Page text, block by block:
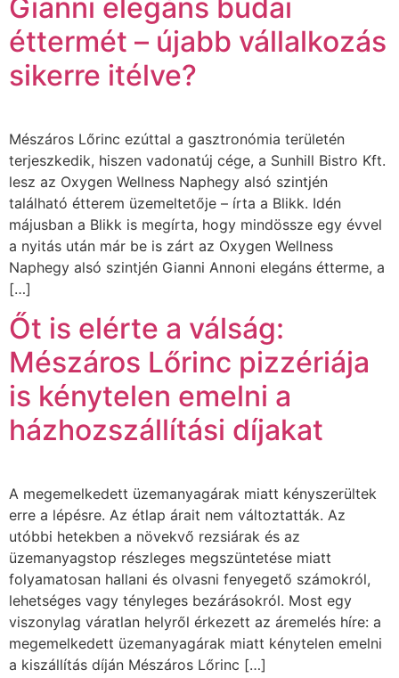
Gianni elegáns budai
éttermét – újabb vállalkozás
sikerre itélve?
Mészáros Lőrinc ezúttal a gasztronómia területén
terjeszkedik, hiszen vadonatúj cége, a Sunhill Bistro Kft.
lesz az Oxygen Wellness Naphegy alsó szintjén
található étterem üzemeltetője – írta a Blikk. Idén
májusban a Blikk is megírta, hogy mindössze egy évvel
a nyitás után már be is zárt az Oxygen Wellness
Naphegy alsó szintjén Gianni Annoni elegáns étterme, a
[…]
Őt is elérte a válság:
Mészáros Lőrinc pizzériája
is kénytelen emelni a
házhozszállítási díjakat
A megemelkedett üzemanyagárak miatt kényszerültek
erre a lépésre. Az étlap árait nem változtatták. Az
utóbbi hetekben a növekvő rezsiárak és az
üzemanyagstop részleges megszüntetése miatt
folyamatosan hallani és olvasni fenyegető számokról,
lehetséges vagy tényleges bezárásokról. Most egy
viszonylag váratlan helyről érkezett az áremelés híre: a
megemelkedett üzemanyagárak miatt kénytelen emelni
a kiszállítás díján Mészáros Lőrinc […]